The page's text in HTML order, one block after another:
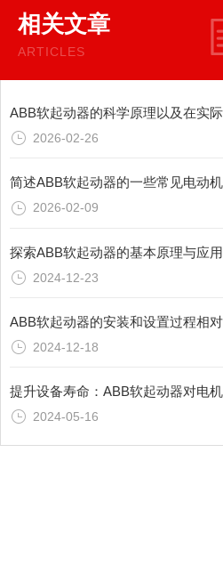
相关文章
ARTICLES
2026-02-26
2026-02-09
探索ABB软起动器的基本原理与应用
2024-12-23
2024-12-18
2024-05-16